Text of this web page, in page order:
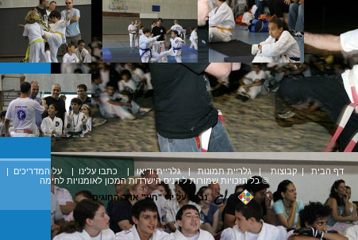
דף הבית|קבוצות|גלריית תמונות|גלריית ודיאו| כתבו עלינו | על המדריכים |
© כל הזכויות שמורות ל-דניס הישרדות המכון לאומנויות לחימה
נבנה על ידי"חוג" אתרהחוגים